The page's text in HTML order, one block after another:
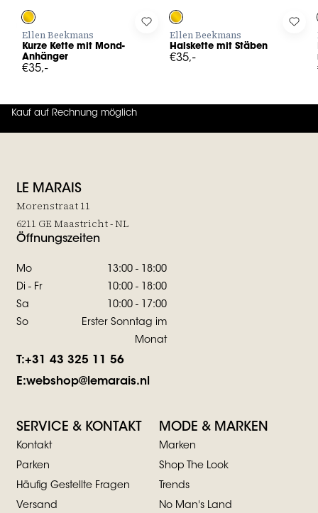
in to add Kurze Kette mit Mond-Anhänger to your
Ellen Beekmans
Kurze Kette mit Mond-
Anhänger
€35,-
Log in to add Halskette mit
Ellen Beekmans
Halskette mit Stäben
€35,-
Log
Kauf auf Rechnung möglich
4.7 von 5 (130 Bewertungen
LE MARAIS
Morenstraat 11
6211 GE Maastricht - NL
Öffnungszeiten
Mo
13:00 - 18:00
Di - Fr
10:00 - 18:00
Sa
10:00 - 17:00
So
Erster Sonntag im
Monat
T:+31 43 325 11 56
E:webshop@lemarais.nl
SERVICE & KONTAKT
Kontakt
Parken
Häufig Gestellte Fragen
Versand
MODE & MARKEN
Marken
Shop The Look
Trends
No Man's Land